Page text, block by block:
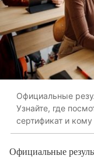
Официальные
Узнайте, где
сертификат и
Официальные